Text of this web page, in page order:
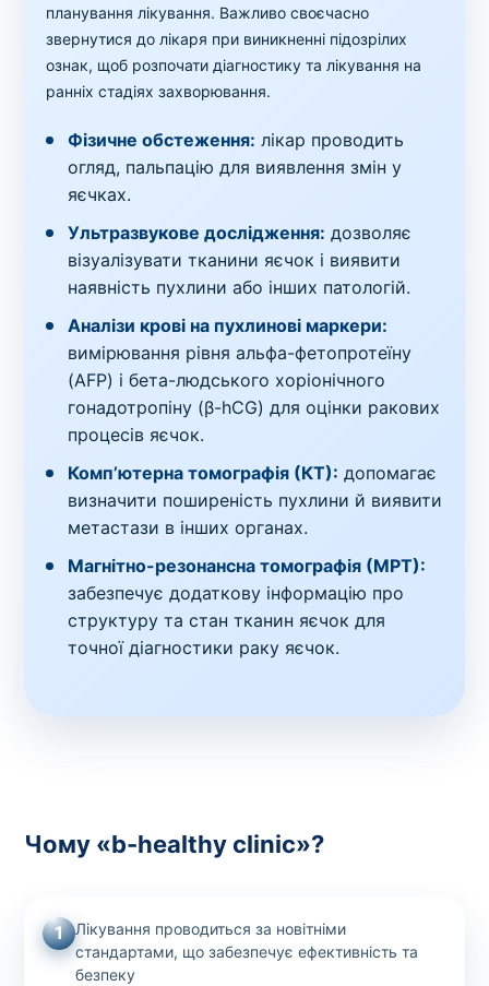
планування лікування. Важливо своєчасно
звернутися до лікаря при виникненні підозрілих
ознак, щоб розпочати діагностику та лікування на
ранніх стадіях захворювання.
Фізичне обстеження: лікар проводить
огляд, пальпацію для виявлення змін у
яєчках.
Ультразвукове дослідження: дозволяє
візуалізувати тканини яєчок і виявити
наявність пухлини або інших патологій.
Аналізи крові на пухлинові маркери:
вимірювання рівня альфа-фетопротеїну
(AFP) і бета-людського хоріонічного
гонадотропіну (β-hCG) для оцінки ракових
процесів яєчок.
Комп’ютерна томографія (КТ): допомагає
визначити поширеність пухлини й виявити
метастази в інших органах.
Магнітно-резонансна томографія (МРТ):
забезпечує додаткову інформацію про
структуру та стан тканин яєчок для
точної діагностики раку яєчок.
Чому «b-healthy clinic»?
1
Лікування проводиться за новітніми
стандартами, що забезпечує ефективність та
безпеку